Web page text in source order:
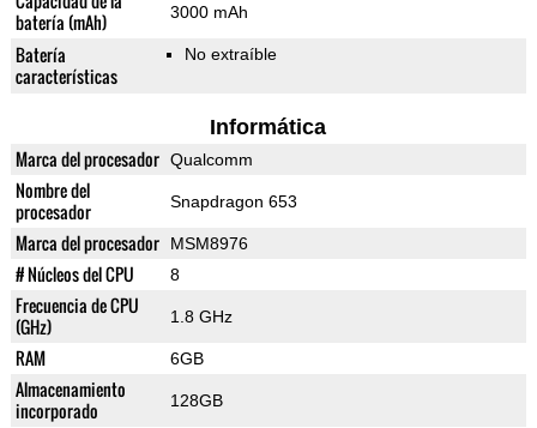
batería (mAh)
3000 mAh
Batería
características
No extraíble
Informática
Marca del procesador Qualcomm
Nombre del
procesador
Snapdragon 653
Marca del procesador MSM8976
# Núcleos del CPU 8
Frecuencia de CPU
(GHz)
1.8 GHz
RAM 6GB
Almacenamiento
incorporado
128GB